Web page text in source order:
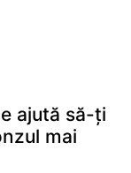
ajută să-ți
mai